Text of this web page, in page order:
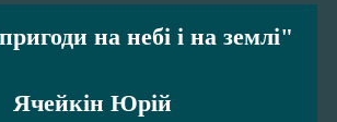
на небі і на землі"
Ячейкін Юрій